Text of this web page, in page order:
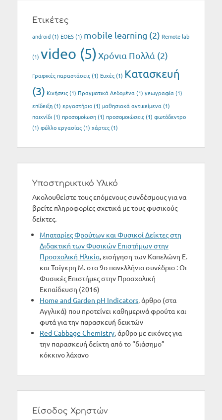
Ετικέτες
android(1) EOES(1) mobile learning (2) Remote lab
(1) video (5)Xρόνια Πολλά (2)
Γραφικές παραστάσεις(1) Ευχές(1) Κατασκευή
(3) Κινήσεις(1) Πραγματικά Δεδομένα (1) γεωγραφία (1)
επίδειξη(1) εργαστήριο(1) μαθησιακά αντικείμενα (1)
παιχνίδι(1) προσομοίωση(1) προσομοιώσεις(1) φωτόδεντρο
(1) φύλλο εργασίας(1) χάρτες(1)
Υποστηρικτικό Υλικό
Ακολουθείστε τους επόμενους συνδέσμους για να
βρείτε πληροφορίες σχετικά με τους φυσικούς
δείκτες.
Μπαταρίες Φρούτων και Φυσικοί Δείκτες στη
Διδακτική των Φυσικών Επιστήμων στην
Προσχολική Ηλικία, εισήγηση των Καπελώνη Ε.
και Τσίγκρη Μ. στο 9ο πανελλήνιο συνέδριο : Οι
Φυσικές Επιστήμες στην Προσχολική
Εκπαίδευση (2016)
Home and Garden pH Indicators, άρθρο (στα
Αγγλικά) που προτείνει καθημερινά φρούτα και
φυτά για την παρασκευή δεικτών
Red Cabbage Chemistry, άρθρο με εικόνες για
την παρασκευή δείκτη από το “διάσημο”
κόκκινο λάχανο
Είσοδος Χρηστών